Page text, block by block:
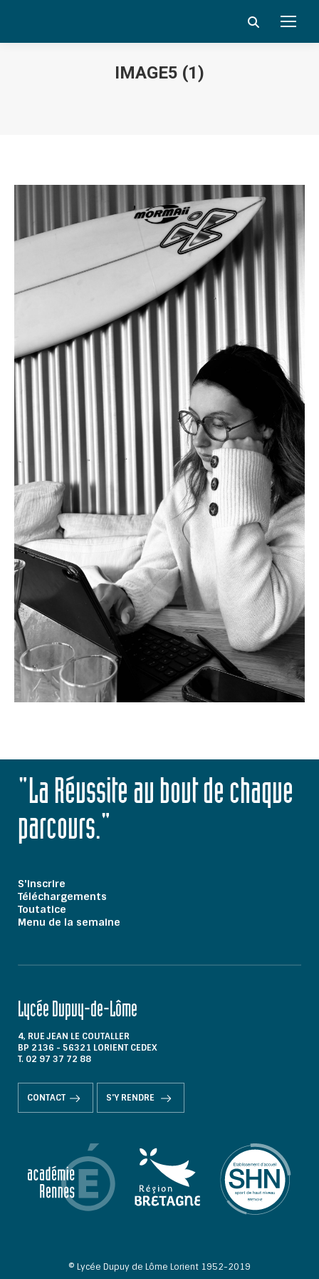
Search:
IMAGE5 (1)
"La Réussite au bout de chaque
parcours."
S'inscrire
Téléchargements
Toutatice
Menu de la semaine
Lycée Dupuy-de-Lôme
4, RUE JEAN LE COUTALLER
BP 2136 - 56321 LORIENT CEDEX
T. 02 97 37 72 88
CONTACT S'Y RENDRE
© Lycée Dupuy de Lôme Lorient 1952-2019